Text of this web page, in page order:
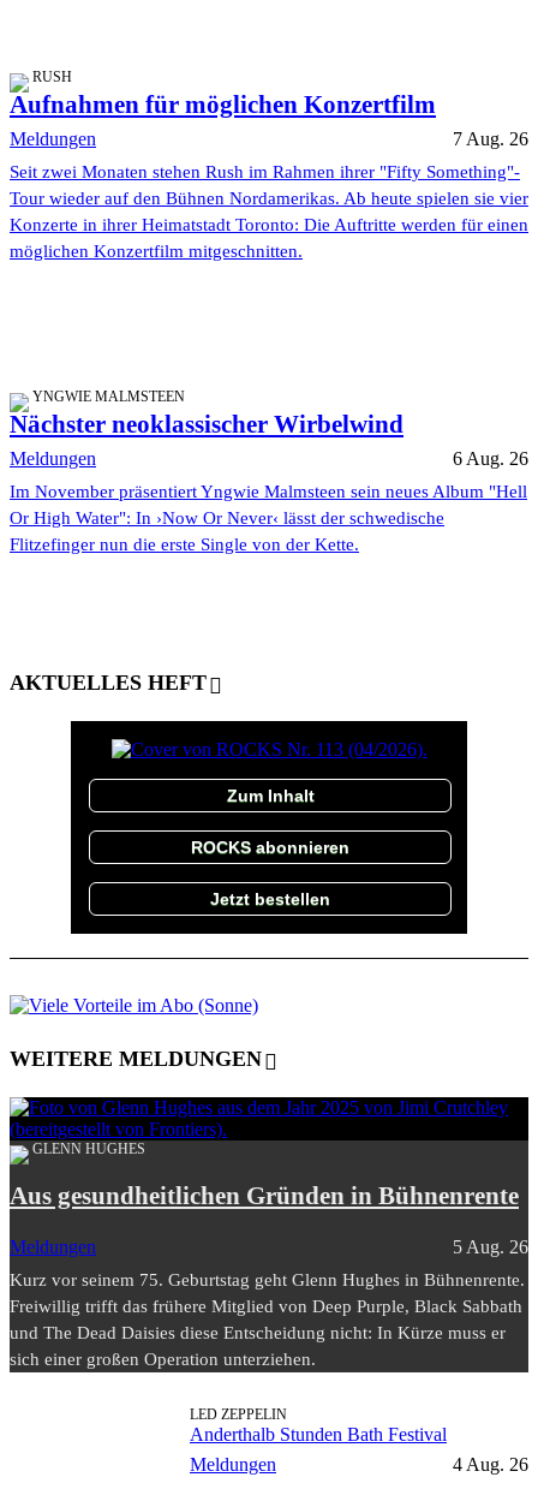
RUSH
Aufnahmen für möglichen Konzertfilm
Meldungen 7 Aug. 26
Seit zwei Monaten stehen Rush im Rahmen ihrer "Fifty Something"-
Tour wieder auf den Bühnen Nordamerikas. Ab heute spielen sie vier
Konzerte in ihrer Heimatstadt Toronto: Die Auftritte werden für einen
möglichen Konzertfilm mitgeschnitten.
YNGWIE MALMSTEEN
Nächster neoklassischer Wirbelwind
Meldungen 6 Aug. 26
Im November präsentiert Yngwie Malmsteen sein neues Album "Hell
Or High Water": In ›Now Or Never‹ lässt der schwedische
Flitzefinger nun die erste Single von der Kette.
AKTUELLES HEFT
Zum Inhalt
ROCKS abonnieren
Jetzt bestellen
WEITERE MELDUNGEN
GLENN HUGHES
Aus gesundheitlichen Gründen in Bühnenrente
Meldungen 5 Aug. 26
Kurz vor seinem 75. Geburtstag geht Glenn Hughes in Bühnenrente.
Freiwillig trifft das frühere Mitglied von Deep Purple, Black Sabbath
und The Dead Daisies diese Entscheidung nicht: In Kürze muss er
sich einer großen Operation unterziehen.
LED ZEPPELIN
Anderthalb Stunden Bath Festival
Meldungen
4 Aug. 26